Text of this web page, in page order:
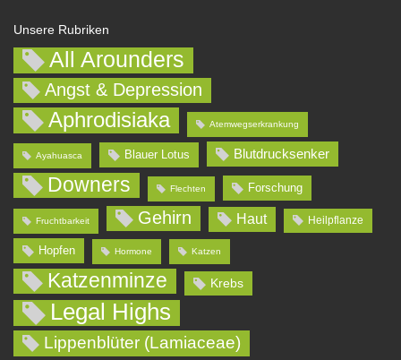
Unsere Rubriken
All Arounders
Angst & Depression
Aphrodisiaka Atemwegserkrankung
Ayahuasca Blauer Lotus Blutdrucksenker
Downers Flechten Forschung
Fruchtbarkeit Gehirn Haut Heilpflanze
Hopfen Hormone Katzen
Katzenminze Krebs
Legal Highs
Lippenblüter (Lamiaceae)